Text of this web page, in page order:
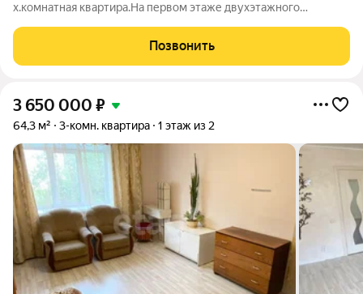
х.комнатная квартира.На первом этаже двухэтажного
сухой,построен возвышенно от земли.Посторонних запахов в
подъезде нет. Квартира теплая и полностью
Позвонить
3 650 000 ₽
64,3 м² 3-комн. квартира 1 этаж из 2